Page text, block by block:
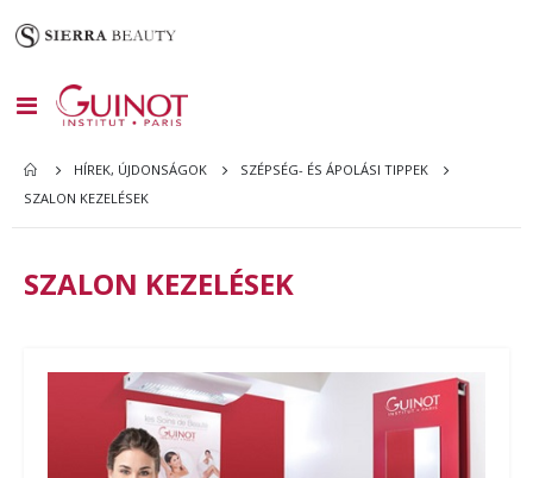
Toggle
Nav
HÍREK, ÚJDONSÁGOK
SZÉPSÉG- ÉS ÁPOLÁSI TIPPEK
SZALON KEZELÉSEK
SZALON KEZELÉSEK